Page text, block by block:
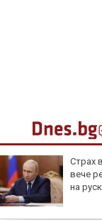
Страх
вече
на